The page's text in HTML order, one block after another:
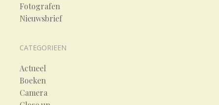
Fotografen
Nieuwsbrief
CATEGORIEEN
Actueel
Boeken
Camera